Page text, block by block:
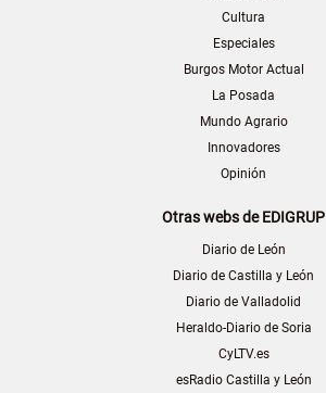
Cultura
Especiales
Burgos Motor Actual
La Posada
Mundo Agrario
Innovadores
Opinión
Otras webs de EDIGRUP
Diario de León
Diario de Castilla y León
Diario de Valladolid
Heraldo-Diario de Soria
CyLTV.es
esRadio Castilla y León